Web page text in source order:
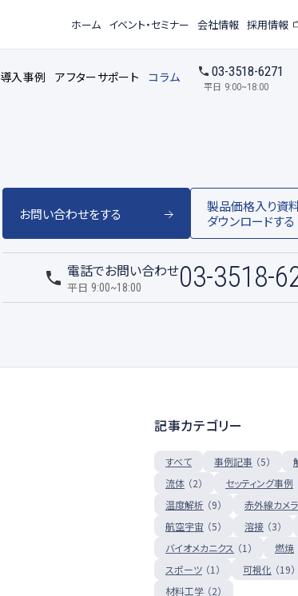
導入事例 アフターサポート コラム 03-3518-6271
平日 9:00~18:00
ホーム イベント・セミナー 会社情報 採用情報
3Dモデル解析サービス 受託撮影・
データロガー 受託撮影パ
お問い合わせをする 製品価格入り資
ダウンロードする
電話でお問い合わせ
平日 9:00~18:00 03-3518-
記事カテゴリー
すべて 事例記事 （5）
流体 （2） セッティング事例
温度解析 （9） 赤外線カメラ
航空宇宙 （5） 溶接 （3）
バイオメカニクス （1） 燃焼
スポーツ （1） 可視化 （19）
材料工学 （2）